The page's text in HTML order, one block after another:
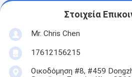
Στοιχεία
Mr. Chris Chen
17612156215
Οικοδόμηση #8, #459